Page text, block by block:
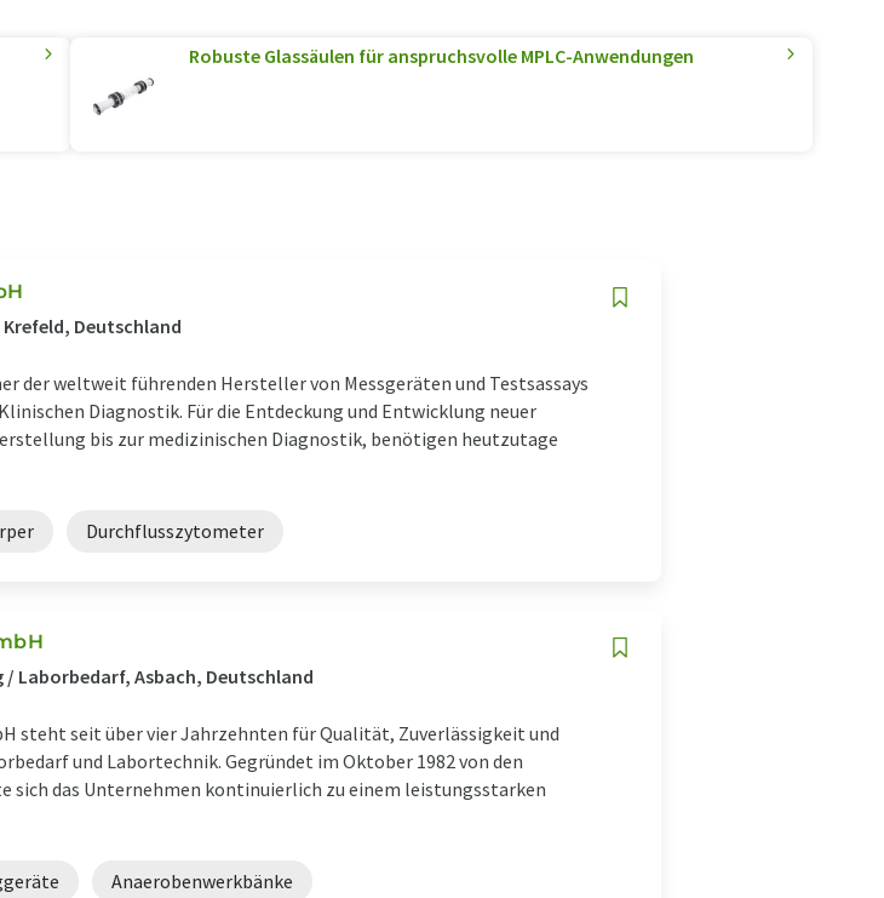
Robuste Glassäulen für anspruchsvolle MPLC-Anwendungen
Deutschland
der weltweit führenden Hersteller von Messgeräten und Testsassays
Diagnostik. Für die Entdeckung und Entwicklung neuer
bis zur medizinischen Diagnostik, benötigen heutzutage
Durchflusszytometer
Laborbedarf, Asbach, Deutschland
steht seit über vier Jahrzehnten für Qualität, Zuverlässigkeit und
und Labortechnik. Gegründet im Oktober 1982 von den
sich das Unternehmen kontinuierlich zu einem leistungsstarken
Anaerobenwerkbänke